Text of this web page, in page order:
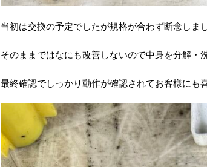
当初は交換の予定でしたが規格が合わず断念しまし
そのままではなにも改善しないので中身を分解・
最終確認でしっかり動作が確認されてお客様にも